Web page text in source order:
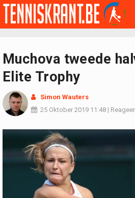
Muchova tweede
Elite Trophy
Simon Wauters
25 Oktober 2019 11:48 | Reageer